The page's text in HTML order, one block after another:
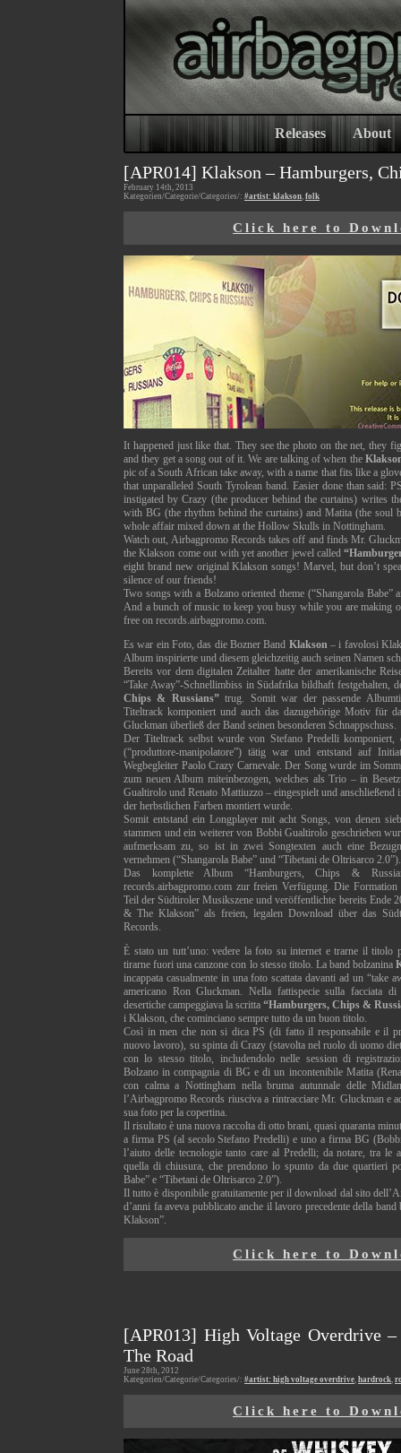
Releases About
[APR014] Klakson – Hamburgers,
February 14th, 2013
Kategorien/Categorie/Categories/: #artist: klakson, folk
Click here to
It happened just like that. They see the photo on the net, they
and they get a song out of it. We are talking of when the
pic of a South African take away, with a name that fits like a
that unparalleled South Tyrolean band. Easier done than said:
instigated by Crazy (the producer behind the curtains) writes
with BG (the rhythm behind the curtains) and Matita (the soul
whole affair mixed down at the Hollow Skulls in Nottingham.
Watch out, Airbagpromo Records takes off and finds Mr.
the Klakson come out with yet another jewel called
eight brand new original Klakson songs! Marvel, but don’t
silence of our friends!
Two songs with a Bolzano oriented theme (“Shangarola Babe”
And a bunch of music to keep you busy while you are making
free on records.airbagpromo.com.
Es war ein Foto, das die Bozner Band Klakson– i favolosi
Album inspirierte und diesem gleichzeitig auch seinen Namen
Bereits vor dem digitalen Zeitalter hatte der amerikanische
“Take Away”-Schnellimbiss in Südafrika bildhaft festgehalten,
Chips & Russians”trug. Somit war der passende
Titeltrack komponiert und auch das dazugehörige Motiv für
Gluckman überließ der Band seinen besonderen Schnappschuss.
Der Titeltrack selbst wurde von Stefano Predelli komponiert,
(“produttore-manipolatore”) tätig war und entstand auf
Wegbegleiter Paolo Crazy Carnevale. Der Song wurde im
zum neuen Album miteinbezogen, welches als Trio – in
Gualtirolo und Renato Mattiuzzo – eingespielt und anschließend
der herbstlichen Farben montiert wurde.
Somit entstand ein Longplayer mit acht Songs, von denen
stammen und ein weiterer von Bobbi Gualtirolo geschrieben
aufmerksam zu, so ist in zwei Songtexten auch eine
vernehmen (“Shangarola Babe” und “Tibetani de Oltrisarco 2.0”).
Das komplette Album “Hamburgers, Chips &
records.airbagpromo.com zur freien Verfügung. Die
Teil der Südtiroler Musikszene und veröffentlichte bereits Ende
& The Klakson” als freien, legalen Download über das
Records.
È stato un tutt’uno: vedere la foto su internet e trarne il titolo
tirarne fuori una canzone con lo stesso titolo. La band bolzanina
incappata casualmente in una foto scattata davanti ad un “take
americano Ron Gluckman. Nella fattispecie sulla facciata
desertiche campeggiava la scritta “Hamburgers, Chips &
i Klakson, che cominciano sempre tutto da un buon titolo.
Così in men che non si dica PS (di fatto il responsabile e il
nuovo lavoro), su spinta di Crazy (stavolta nel ruolo di uomo
con lo stesso titolo, includendolo nelle session di
Bolzano in compagnia di BG e di un incontenibile Matita
con calma a Nottingham nella bruma autunnale delle
l’Airbagpromo Records riusciva a rintracciare Mr. Gluckman e
sua foto per la copertina.
Il risultato è una nuova raccolta di otto brani, quasi quaranta
a firma PS (al secolo Stefano Predelli) e uno a firma BG
l’aiuto delle tecnologie tanto care al Predelli; da notare, tra le
quella di chiusura, che prendono lo spunto da due quartieri
Babe” e “Tibetani de Oltrisarco 2.0”).
Il tutto è disponibile gratuitamente per il download dal sito
d’anni fa aveva pubblicato anche il lavoro precedente della
Klakson”.
Click here to
[APR013] High Voltage Overdrive
The Road
June 28th, 2012
Kategorien/Categorie/Categories/: #artist: high voltage overdrive, hardrock,
Click here to